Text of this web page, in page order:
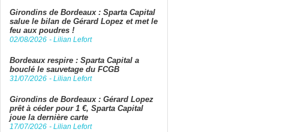
Girondins de Bordeaux : Sparta Capital
salue le bilan de Gérard Lopez et met le
feu aux poudres !
02/08/2026 - Lilian Lefort
Bordeaux respire : Sparta Capital a
bouclé le sauvetage du FCGB
31/07/2026 - Lilian Lefort
Girondins de Bordeaux : Gérard Lopez
prêt à céder pour 1 €, Sparta Capital
joue la dernière carte
17/07/2026 - Lilian Lefort